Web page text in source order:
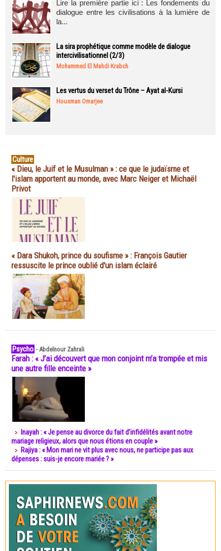
Lire la première partie ici : Les fondements du
dialogue entre les civilisations à la lumière de
la...
La sira prophétique comme modèle de dialogue
intercivilisationnel (2/3)
Mohammed El Mahdi Krabch
Les vertus du verset du Trône – Ayat al-Kursi
Housman Omarjee
Culture
« Dieu, le Juif et le Musulman » : ce que le judaïsme et
l'islam apportent au monde, avec Marc Neiger et Michaël
Privot
« Dara Shukoh, prince du soufisme » : François Gautier
ressuscite le prince oublié d'un islam éclairé
Psycho -Abdelnour Zahrali
Farah : « J’ai découvert que mon conjoint m’a trompée et mis
une autre fille enceinte »
Inayah : « Je pense au divorce du fait d’infidélités avant notre
mariage religieux, alors que nous étions en couple »
Rajiya : « Mon mari ne vit plus avec nous, ne participe pas aux
dépenses : suis-je encore mariée ? »